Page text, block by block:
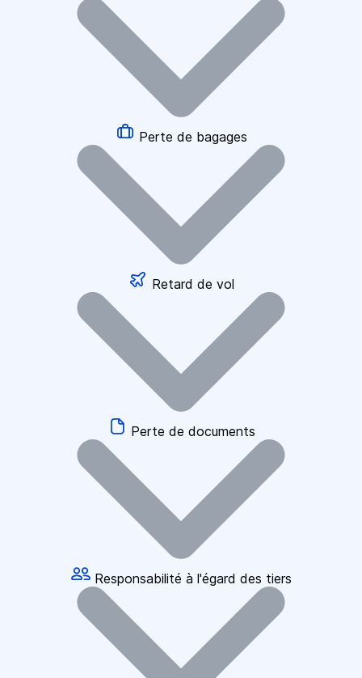
Perte de bagages
Retard de vol
Perte de documents
Responsabilité à l'égard des tiers